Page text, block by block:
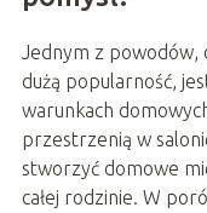
Jednym z powodów,
dużą popularność,
warunkach
przestrzenią w
stworzyć domowe
całej rodzinie. W